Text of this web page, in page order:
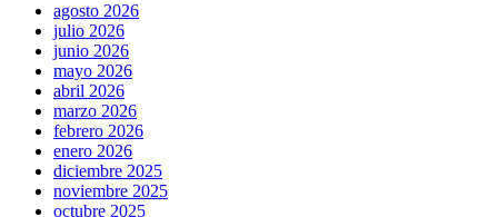
agosto 2026
julio 2026
junio 2026
mayo 2026
abril 2026
marzo 2026
febrero 2026
enero 2026
diciembre 2025
noviembre 2025
octubre 2025